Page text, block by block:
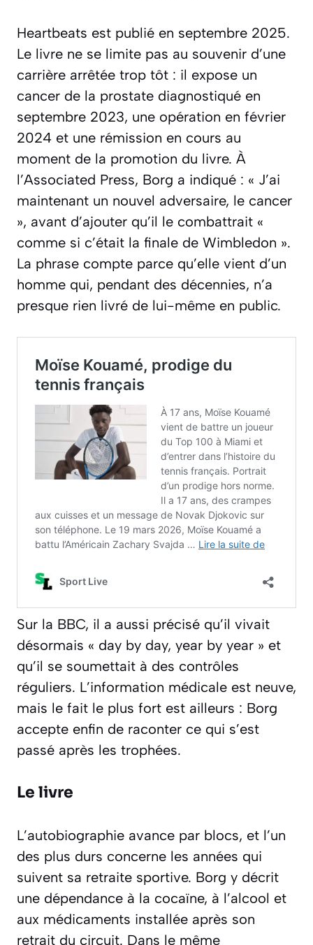
Heartbeats est publié en septembre 2025.
Le livre ne se limite pas au souvenir d’une
carrière arrêtée trop tôt : il expose un
cancer de la prostate diagnostiqué en
septembre 2023, une opération en février
2024 et une rémission en cours au
moment de la promotion du livre. À
l’Associated Press, Borg a indiqué : « J’ai
maintenant un nouvel adversaire, le cancer
», avant d’ajouter qu’il le combattrait «
comme si c’était la finale de Wimbledon ».
La phrase compte parce qu’elle vient d’un
homme qui, pendant des décennies, n’a
presque rien livré de lui-même en public.
Sur la BBC, il a aussi précisé qu’il vivait
désormais « day by day, year by year » et
qu’il se soumettait à des contrôles
réguliers. L’information médicale est neuve,
mais le fait le plus fort est ailleurs : Borg
accepte enfin de raconter ce qui s’est
passé après les trophées.
Le livre
L’autobiographie avance par blocs, et l’un
des plus durs concerne les années qui
suivent sa retraite sportive. Borg y décrit
une dépendance à la cocaïne, à l’alcool et
aux médicaments installée après son
retrait du circuit. Dans le même